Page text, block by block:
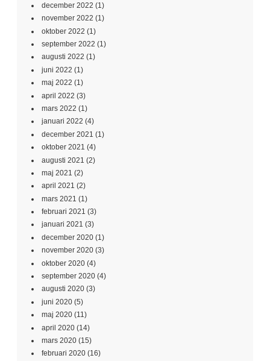
december 2022 (1)
november 2022 (1)
oktober 2022 (1)
september 2022 (1)
augusti 2022 (1)
juni 2022 (1)
maj 2022 (1)
april 2022 (3)
mars 2022 (1)
januari 2022 (4)
december 2021 (1)
oktober 2021 (4)
augusti 2021 (2)
maj 2021 (2)
april 2021 (2)
mars 2021 (1)
februari 2021 (3)
januari 2021 (3)
december 2020 (1)
november 2020 (3)
oktober 2020 (4)
september 2020 (4)
augusti 2020 (3)
juni 2020 (5)
maj 2020 (11)
april 2020 (14)
mars 2020 (15)
februari 2020 (16)